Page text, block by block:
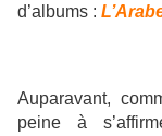
d’albums :
Auparavant,
peine à